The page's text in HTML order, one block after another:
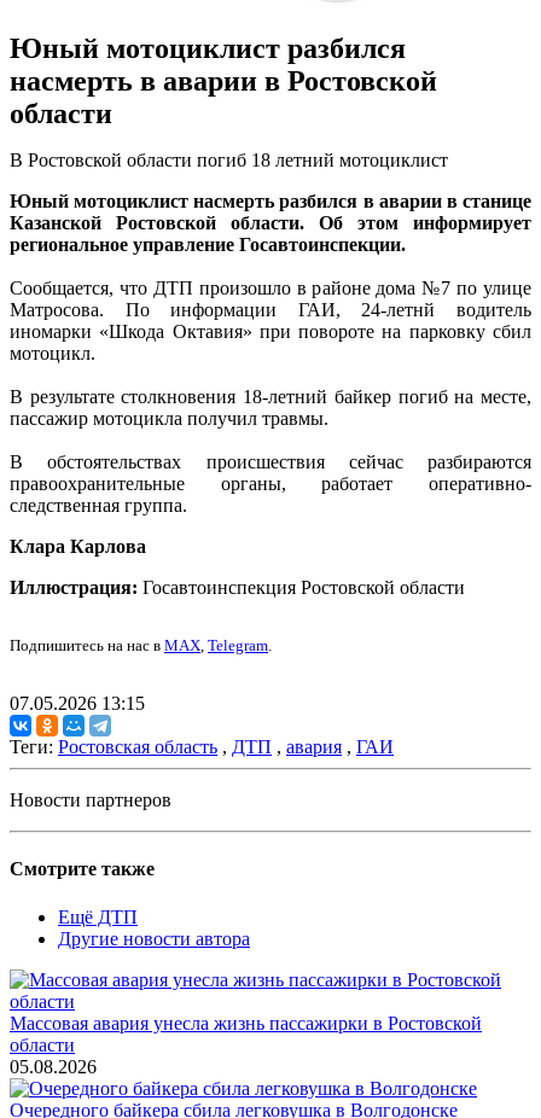
Юный мотоциклист разбился
насмерть в аварии в Ростовской
области
В Ростовской области погиб 18 летний мотоциклист
Юный мотоциклист насмерть разбился в аварии в станице
Казанской Ростовской области. Об этом информирует
региональное управление Госавтоинспекции.
Сообщается, что ДТП произошло в районе дома №7 по улице
Матросова. По информации ГАИ, 24-летнй водитель
иномарки «Шкода Октавия» при повороте на парковку сбил
мотоцикл.
В результате столкновения 18-летний байкер погиб на месте,
пассажир мотоцикла получил травмы.
В обстоятельствах происшествия сейчас разбираются
правоохранительные органы, работает оперативно-
следственная группа.
Клара Карлова
Иллюстрация: Госавтоинспекция Ростовской области
Подпишитесь на нас в MAX, Telegram.
07.05.2026 13:15
Теги: Ростовская область , ДТП , авария , ГАИ
Новости партнеров
Смотрите также
Ещё ДТП
Другие новости автора
Массовая авария унесла жизнь пассажирки в Ростовской
области
05.08.2026
Очередного байкера сбила легковушка в Волгодонске